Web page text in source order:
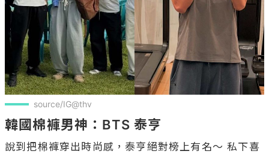
source/IG@thv
韓國棉褲男神：BTS 泰亨
說到把棉褲穿出時尚感，泰亨絕對榜上有名～ 私下喜